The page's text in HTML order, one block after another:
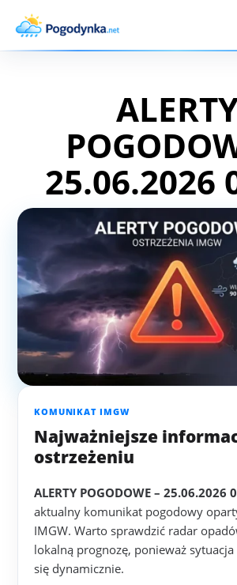
25.06.2026
KOMUNIKAT IMGW
Najważniejsze
ostrzeżeniu
ALERTY POGODOWE – 25.06.2026
aktualny komunikat pogodowy
IMGW. Warto sprawdzić radar
lokalną prognozę, ponieważ
się dynamicznie.